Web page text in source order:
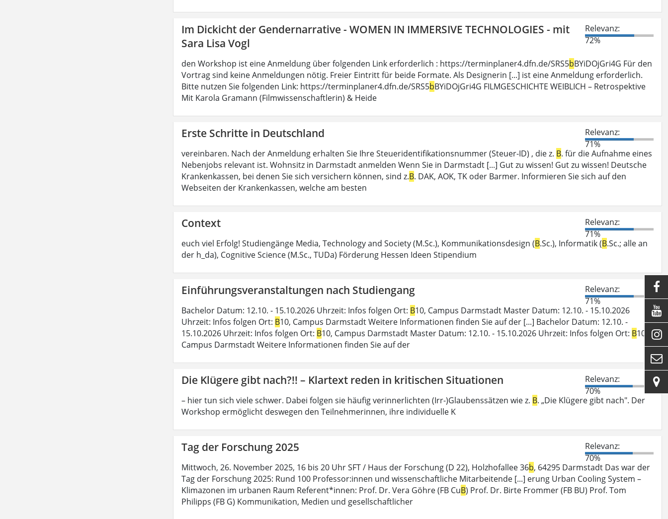
Im Dickicht der Gendernarrative - WOMEN IN IMMERSIVE TECHNOLOGIES - mit
Sara Lisa Vogl
Relevanz:
72%
den Workshop ist eine Anmeldung über folgenden Link erforderlich : https://terminplaner4.dfn.de/SRS5bBYiDOjGri4G Für den
Vortrag sind keine Anmeldungen nötig. Freier Eintritt für beide Formate. Als Designerin [...] ist eine Anmeldung erforderlich.
Bitte nutzen Sie folgenden Link: https://terminplaner4.dfn.de/SRS5bBYiDOjGri4G FILMGESCHICHTE WEIBLICH – Retrospektive
Mit Karola Gramann (Filmwissenschaftlerin) & Heide
Erste Schritte in Deutschland
Relevanz:
71%
vereinbaren. Nach der Anmeldung erhalten Sie Ihre Steueridentifikationsnummer (Steuer-ID) , die z. B. für die Aufnahme eines
Nebenjobs relevant ist. Wohnsitz in Darmstadt anmelden Wenn Sie in Darmstadt [...] Gut zu wissen! Gut zu wissen! Deutsche
Krankenkassen, bei denen Sie sich versichern können, sind z.B. DAK, AOK, TK oder Barmer. Informieren Sie sich auf den
Webseiten der Krankenkassen, welche am besten
Context
Relevanz:
71%
euch viel Erfolg! Studiengänge Media, Technology and Society (M.Sc.), Kommunikationsdesign (B.Sc.), Informatik (B.Sc.; alle an
der h_da), Cognitive Science (M.Sc., TUDa) Förderung Hessen Ideen Stipendium
Einführungsveranstaltungen nach Studiengang
Relevanz:
71%
Bachelor Datum: 12.10. - 15.10.2026 Uhrzeit: Infos folgen Ort: B10, Campus Darmstadt Master Datum: 12.10. - 15.10.2026
Uhrzeit: Infos folgen Ort: B10, Campus Darmstadt Weitere Informationen finden Sie auf der [...] Bachelor Datum: 12.10. -
15.10.2026 Uhrzeit: Infos folgen Ort: B10, Campus Darmstadt Master Datum: 12.10. - 15.10.2026 Uhrzeit: Infos folgen Ort: B10,
Campus Darmstadt Weitere Informationen finden Sie auf der
Die Klügere gibt nach?!! – Klartext reden in kritischen Situationen
Relevanz:
70%
– hier tun sich viele schwer. Dabei folgen sie häufig verinnerlichten (Irr-)Glaubenssätzen wie z. B. „Die Klügere gibt nach". Der
Workshop ermöglicht deswegen den Teilnehmerinnen, ihre individuelle K
Tag der Forschung 2025
Relevanz:
70%
Mittwoch, 26. November 2025, 16 bis 20 Uhr SFT / Haus der Forschung (D 22), Holzhofallee 36b, 64295 Darmstadt Das war der
Tag der Forschung 2025: Rund 100 Professor:innen und wissenschaftliche Mitarbeitende [...] erung Urban Cooling System –
Klimazonen im urbanen Raum Referent*innen: Prof. Dr. Vera Göhre (FB CuB) Prof. Dr. Birte Frommer (FB BU) Prof. Tom
Philipps (FB G) Kommunikation, Medien und gesellschaftlicher




